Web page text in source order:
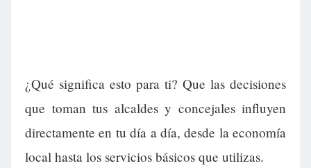
¿Qué significa esto para ti? Que las decisiones
que toman tus alcaldes y concejales influyen
directamente en tu día a día, desde la economía
local hasta los servicios básicos que utilizas.